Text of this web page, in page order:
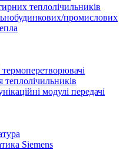
теплолічильників
промислових
модулі передачі
Siemens